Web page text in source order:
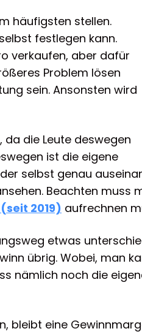
häufigsten stellen.
festlegen kann.
verkaufen, aber dafür
Problem lösen
sein. Ansonsten wird
da die Leute deswegen
ist die eigene
selbst genau
Beachten muss
2019) aufrechnen
etwas
übrig. Wobei, man
nämlich noch die
bleibt eine